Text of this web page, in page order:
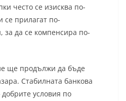
често се изисква по-
се прилагат по-
за да се компенсира по-
ще продължи да бъде
Стабилната банкова
условия по